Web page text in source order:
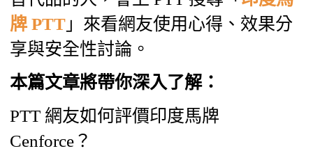
牌 PTT 」來看網友使用心得、效果分
享與安全性討論。
本篇文章將帶你深入了解：
PTT 網友如何評價印度馬牌
Cenforce？